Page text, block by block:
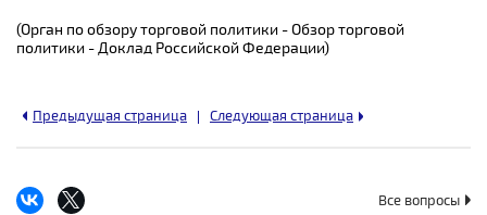
(Орган по обзору торговой политики - Обзор торговой
политики - Доклад Российской Федерации)
Предыдущая страница Следующая страница
Все вопросы